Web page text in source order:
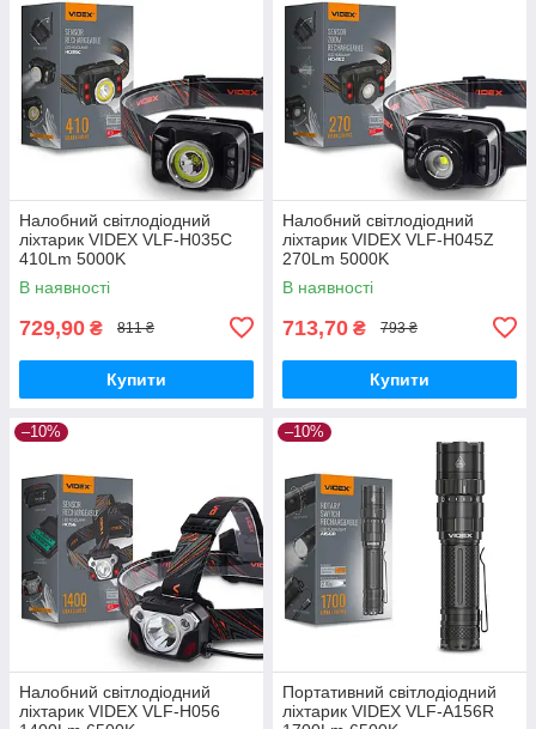
Налобний світлодіодний
ліхтарик VIDEX VLF-H035C
410Lm 5000K
В наявності
729,90 ₴ 811 ₴
Купити
Налобний світлодіодний
ліхтарик VIDEX VLF-H045Z
270Lm 5000K
В наявності
713,70 ₴ 793 ₴
Купити
–10%
Налобний світлодіодний
ліхтарик VIDEX VLF-H056
–10%
Портативний світлодіодний
ліхтарик VIDEX VLF-A156R